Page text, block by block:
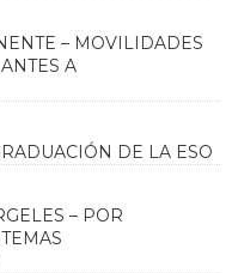
– MOVILIDADES
A
DE LA ESO
– POR